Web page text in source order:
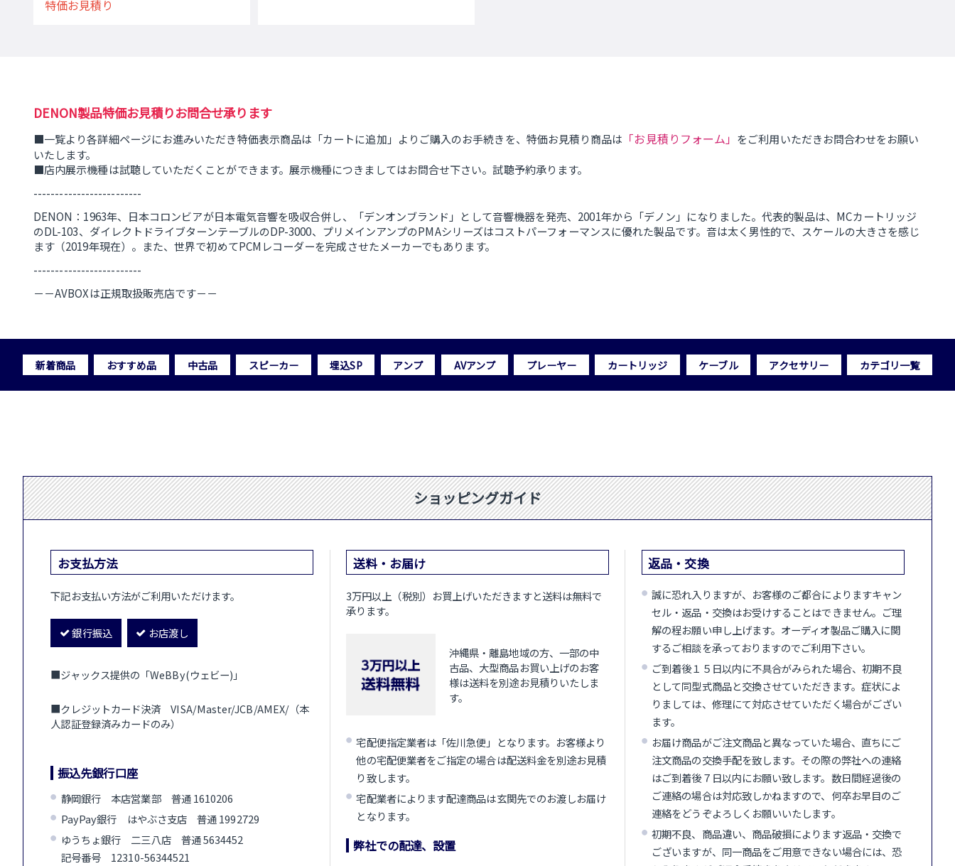
特価お見積り
DENON製品特価お見積りお問合せ承ります
■一覧より各詳細ページにお進みいただき特価表示商品は「カートに追加」よりご購入のお手続きを、特価お見積り商品は 「お見積りフォーム」 をご利用いただきお問合わせをお願い
いたします。
■店内展示機種は試聴していただくことができます。展示機種につきましてはお問合せ下さい。試聴予約承ります。
-------------------------
DENON：1963年、日本コロンビアが日本電気音響を吸収合併し、「デンオンブランド」として音響機器を発売、2001年から「デノン」になりました。代表的製品は、MCカートリッジ
のDL-103、ダイレクトドライブターンテーブルのDP-3000、プリメインアンプのPMAシリーズはコストパーフォーマンスに優れた製品です。音は太く男性的で、スケールの大きさを感じ
ます（2019年現在）。また、世界で初めてPCMレコーダーを完成させたメーカーでもあります。
-------------------------
－－AVBOXは正規取扱販売店です－－
新着商品 おすすめ品 中古品 スピーカー 埋込SP アンプ AVアンプ プレーヤー カートリッジ ケーブル アクセサリー カテゴリ一覧
ショッピングガイド
お支払方法
下記お支払い方法がご利用いただけます。
銀行振込 お店渡し
■ジャックス提供の「WeBBy(ウェビー)」
■クレジットカード決済 VISA/Master/JCB/AMEX/（本
人認証登録済みカードのみ）
振込先銀行口座
静岡銀行 本店営業部 普通 1610206
PayPay銀行 はやぶさ支店 普通 1992729
ゆうちょ銀行 二三八店 普通 5634452
記号番号 12310-56344521
送料・お届け
3万円以上（税別）お買上げいただきますと送料は無料で
承ります。
沖縄県・離島地域の方、一部の中
古品、大型商品お買い上げのお客
様は送料を別途お見積りいたしま
す。
宅配便指定業者は「佐川急便」となります。お客様より
他の宅配便業者をご指定の場合は配送料金を別途お見積
り致します。
宅配業者によります配達商品は玄関先でのお渡しお届け
となります。
弊社での配達、設置
返品・交換
誠に恐れ入りますが、お客様のご都合によりますキャン
セル・返品・交換はお受けすることはできません。ご理
解の程お願い申し上げます。オーディオ製品ご購入に関
するご相談を承っておりますのでご利用下さい。
ご到着後１５日以内に不具合がみられた場合、初期不良
として同型式商品と交換させていただきます。症状によ
りましては、修理にて対応させていただく場合がござい
ます。
お届け商品がご注文商品と異なっていた場合、直ちにご
注文商品の交換手配を致します。その際の弊社への連絡
はご到着後７日以内にお願い致します。数日間経過後の
ご連絡の場合は対応致しかねますので、何卒お早目のご
連絡をどうぞよろしくお願いいたします。
初期不良、商品違い、商品破損によります返品・交換で
ございますが、同一商品をご用意できない場合には、恐